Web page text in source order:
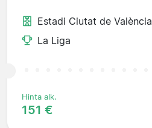
Estadi Ciutat de València
La Liga
Hinta alk.
151 €